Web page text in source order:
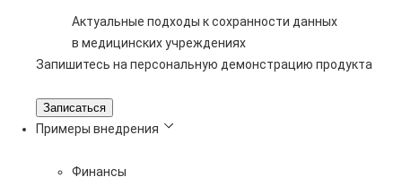
Актуальные подходы к сохранности данных
в медицинских учреждениях
Запишитесь на персональную демонстрацию продукта
Записаться
Примеры внедрения
Финансы